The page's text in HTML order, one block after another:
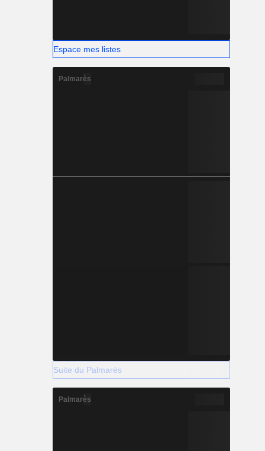
Espace mes listes
Palmarès
Suite du Palmarès
Palmarès